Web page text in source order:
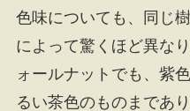
色味についても、同じ
によって驚くほど異な
ォールナットでも、紫
るい茶色のものまであ